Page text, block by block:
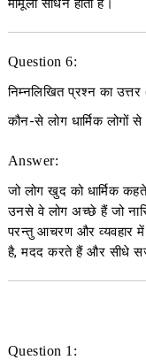
मामूली साधन होता है।
Question 6:
निम्नलिखित प्रश्न का उत्तर
कौन-से लोग धार्मिक लोगों
Answer:
जो लोग खुद को धार्मिक
उनसे वे लोग अच्छे हैं जो
परन्तु आचरण और व्यवहार
है, मदद करते हैं और सीधे
Question 1: